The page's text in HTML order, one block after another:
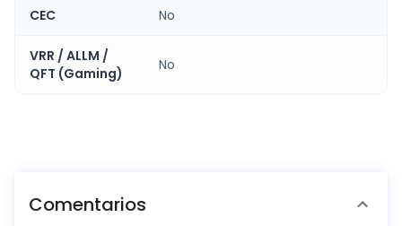
CEC No
VRR / ALLM /
QFT (Gaming)
No
Comentarios